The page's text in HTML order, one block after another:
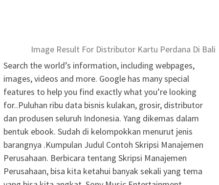
Image Result For Distributor Kartu Perdana Di Bali
Search the world’s information, including webpages,
images, videos and more. Google has many special
features to help you find exactly what you’re looking
for..Puluhan ribu data bisnis kulakan, grosir, distributor
dan produsen seluruh Indonesia. Yang dikemas dalam
bentuk ebook. Sudah di kelompokkan menurut jenis
barangnya .Kumpulan Judul Contoh Skripsi Manajemen
Perusahaan. Berbicara tentang Skripsi Manajemen
Perusahaan, bisa kita ketahui banyak sekali yang tema